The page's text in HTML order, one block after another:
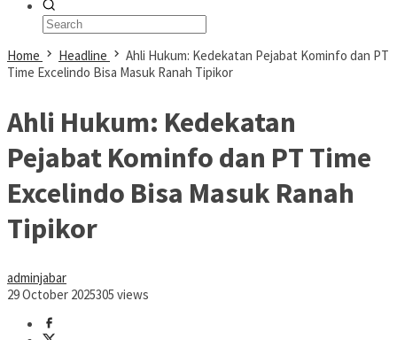
Home Headline
Ahli Hukum: Kedekatan Pejabat Kominfo dan PT
Time Excelindo Bisa Masuk Ranah Tipikor
Ahli Hukum: Kedekatan
Pejabat Kominfo dan PT Time
Excelindo Bisa Masuk Ranah
Tipikor
adminjabar
29 October 2025305 views